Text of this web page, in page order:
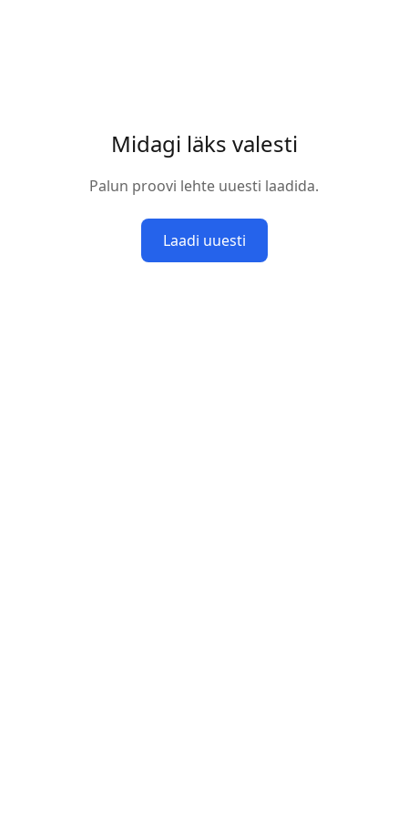
Midagi läks valesti
Palun proovi lehte uuesti laadida.
Laadi uuesti